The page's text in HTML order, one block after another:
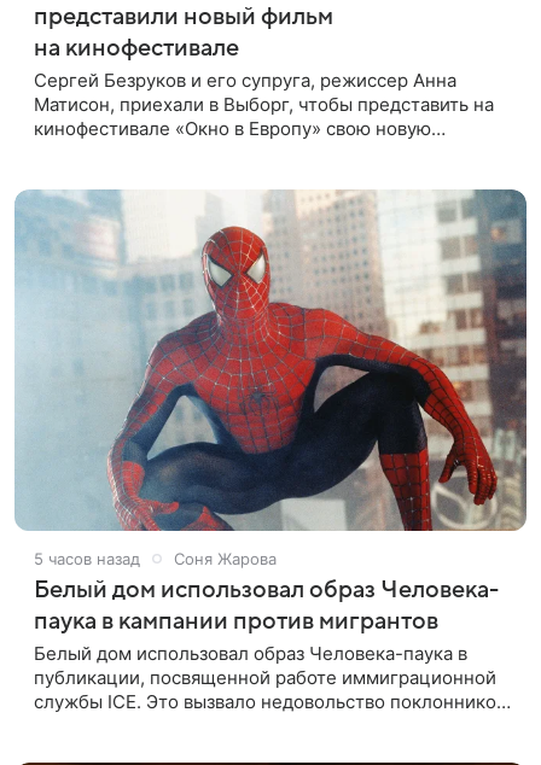
представили новый фильм
на кинофестивале
Сергей Безруков и его супруга, режиссер Анна
Матисон, приехали в Выборг, чтобы представить на
кинофестивале «Окно в Европу» свою новую
5 часов назад Соня Жарова
Белый дом использовал образ Человека-
паука в кампании против мигрантов
Белый дом использовал образ Человека-паука в
публикации, посвященной работе иммиграционной
службы ICE. Это вызвало недовольство поклонников